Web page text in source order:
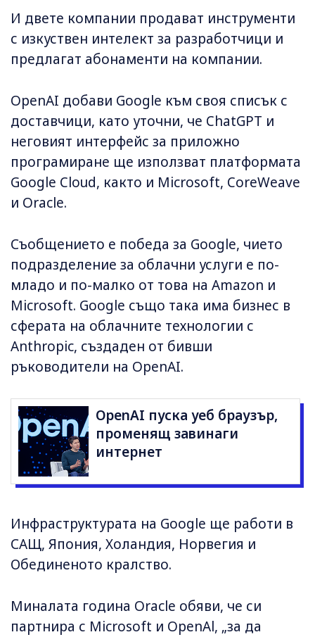
И двете компании продават инструменти
с изкуствен интелект за разработчици и
предлагат абонаменти на компании.
OpenAI добави Google към своя списък с
доставчици, като уточни, че ChatGPT и
неговият интерфейс за приложно
програмиране ще използват платформата
Google Cloud, както и Microsoft, CoreWeave
и Oracle.
Съобщението е победа за Google, чието
подразделение за облачни услуги е по-
младо и по-малко от това на Amazon и
Microsoft. Google също така има бизнес в
сферата на облачните технологии с
Anthropic, създаден от бивши
ръководители на OpenAI.
OpenAI пуска уеб браузър,
променящ завинаги
интернет
Инфраструктурата на Google ще работи в
САЩ, Япония, Холандия, Норвегия и
Обединеното кралство.
Миналата година Oracle обяви, че си
партнира с Microsoft и OpenAl, „за да